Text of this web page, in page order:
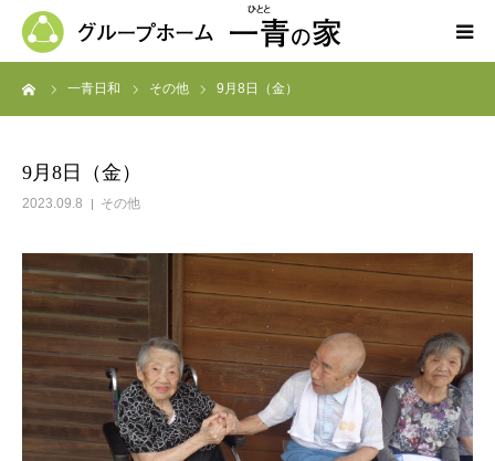
一青日和 その他 9月8日（金）
9月8日（金）
2023.09.8 その他
ホーム
ブログ
よくある質問
お問い合わせ